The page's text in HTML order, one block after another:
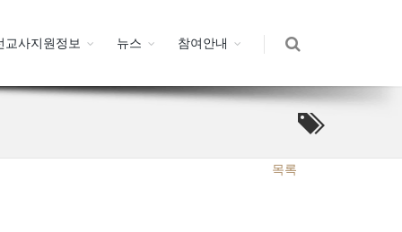
교사지원정보 뉴스 참여안내
목록